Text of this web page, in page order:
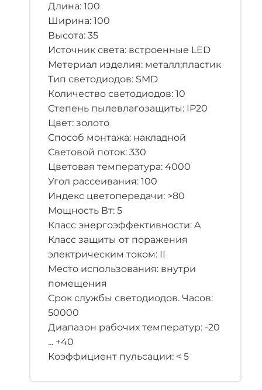
Длина: 100
Ширина: 100
Высота: 35
Источник света: встроенные LED
Метериал изделия: металл;пластик
Тип светодиодов: SMD
Количество светодиодов: 10
Степень пылевлагозащиты: IP20
Цвет: золото
Способ монтажа: накладной
Световой поток: 330
Цветовая температура: 4000
Угол рассеивания: 100
Индекс цветопередачи: >80
Мощность Вт: 5
Класс энергоэффективности: A
Класс защиты от поражения
электрическим током: II
Место использования: внутри
помещения
Срок службы светодиодов. Часов:
50000
Диапазон рабочих температур: -20
... +40
Коэффициент пульсации: < 5